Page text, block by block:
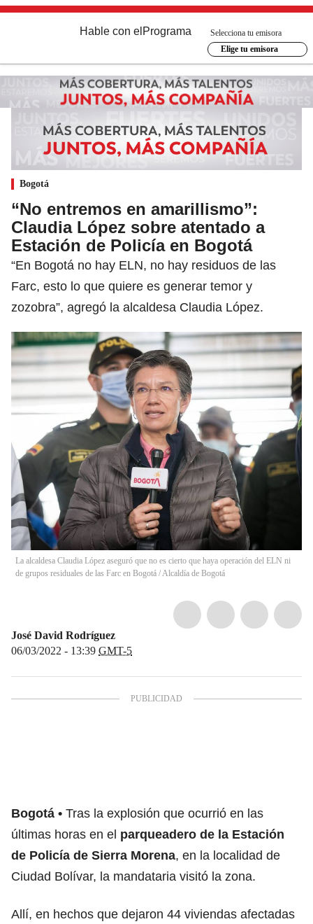
Hable con el Programa
Selecciona tu emisora
Elige tu emisora
Bogotá
“No entremos en amarillismo”:
Claudia López sobre atentado a
Estación de Policía en Bogotá
“En Bogotá no hay ELN, no hay residuos de las
Farc, esto lo que quiere es generar temor y
zozobra”, agregó la alcaldesa Claudia López.
La alcaldesa Claudia López aseguró que no es cierto que haya operación del ELN ni
de grupos residuales de las Farc en Bogotá /Alcaldía de Bogotá
José David Rodríguez
06/03/2022 - 13:39 GMT-5
Bogotá
Tras la explosión que ocurrió en las
últimas horas en el parqueadero de la Estación
de Policía de Sierra Morena, en la localidad de
Ciudad Bolívar, la mandataria visitó la zona.
Allí, en hechos que dejaron 44 viviendas afectadas